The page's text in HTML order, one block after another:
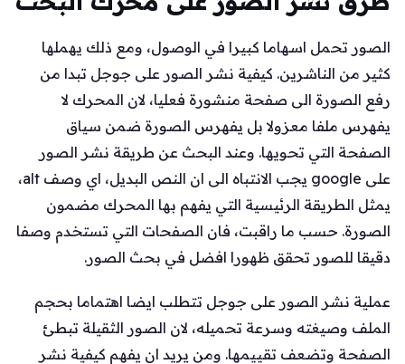
الصور تحمل اسهاما كبيرا في الوصول، ومع ذلك يهملها
كثير من الناشرين. كيفية نشر الصور على جوجل تبدا من
رفع الصورة الى صفحة منشورة فعليا، لان المحرك لا
يفهرس ملفا معزولا بل يفهرس الصورة ضمن سياق
الصفحة التي تحويها. وعند البحث عن طريقة نشر الصور
على google يجب الانتباه الى ان النص البديل، اي وصف alt،
يمثل الطريقة الرئيسية التي يفهم بها المحرك مضمون
الصورة. حسب ما راقبت، فان الصفحات التي تستخدم وصفا
دقيقا للصور تحقق ظهورا افضل في بحث الصور.
عملية نشر الصور على جوجل تتطلب ايضا اهتماما بحجم
الملف وصيغته وسرعة تحميله، لان الصور الثقيلة تبطئ
الصفحة وتضعف تقييمها. ومن يريد ان يفهم كيفية نشر